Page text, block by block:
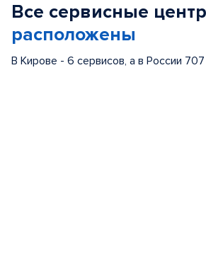
Все сервисные
расположены
В Кирове - 6 сервисов, а в России